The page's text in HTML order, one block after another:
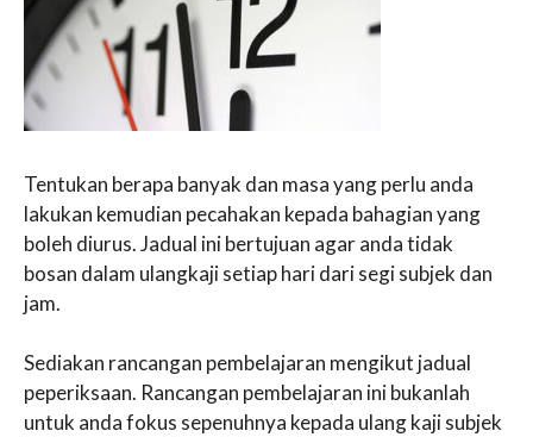
Tentukan berapa banyak dan masa yang perlu anda
lakukan kemudian pecahakan kepada bahagian yang
boleh diurus. Jadual ini bertujuan agar anda tidak
bosan dalam ulangkaji setiap hari dari segi subjek dan
jam.
Sediakan rancangan pembelajaran mengikut jadual
peperiksaan. Rancangan pembelajaran ini bukanlah
untuk anda fokus sepenuhnya kepada ulang kaji subjek